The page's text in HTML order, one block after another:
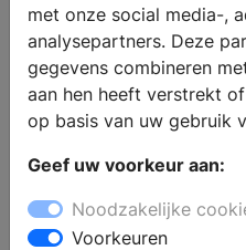
met onze social media-,
analysepartners. Deze
gegevens combineren
aan hen heeft verstrekt
op basis van uw gebruik
Geef uw voorkeur aan:
Noodzakelijke
Voorkeuren